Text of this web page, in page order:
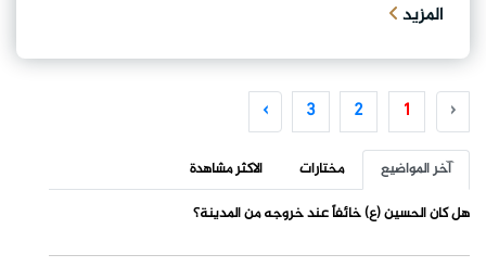
المزيد
‹
1
2
3
›
آخر المواضيع مختارات
الاكثر مشاهدة
هل كان الحسين (ع) خائفاً عند خروجه من المدينة؟